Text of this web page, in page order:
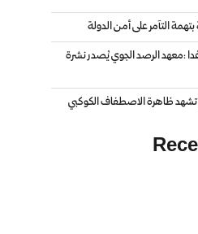
التآمر على أمن الدولة
:معهد الرصد الجوي يُصدر نشرة
ظاهرة الاصطفاف الكوكبي